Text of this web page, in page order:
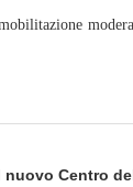
nuovo Centro